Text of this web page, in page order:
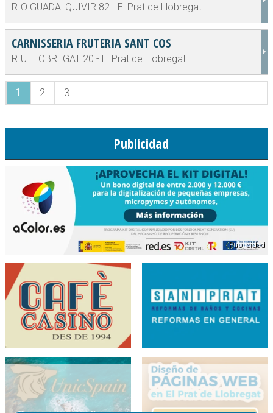
RIO GUADALQUIVIR 82 - El Prat de Llobregat
CARNISSERIA FRUTERIA SANT COS
RIU LLOBREGAT 20 - El Prat de Llobregat
1 2 3
Publicidad